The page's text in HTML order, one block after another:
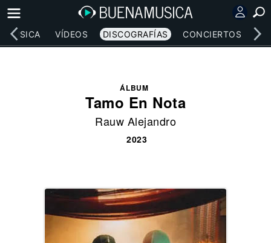
MÚSICA VÍDEOS DISCOGRAFÍAS CONCIERTOS
ÁLBUM
Tamo En Nota
Rauw Alejandro
2023